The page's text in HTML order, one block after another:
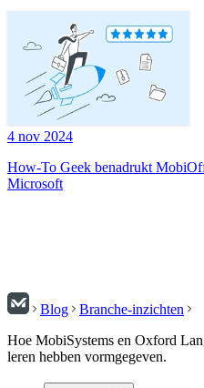
4 nov 2024
How-To Geek benadrukt
Microsoft
Blog
Branche-inzichten
Hoe MobiSystems en Oxford
leren hebben vormgegeven.